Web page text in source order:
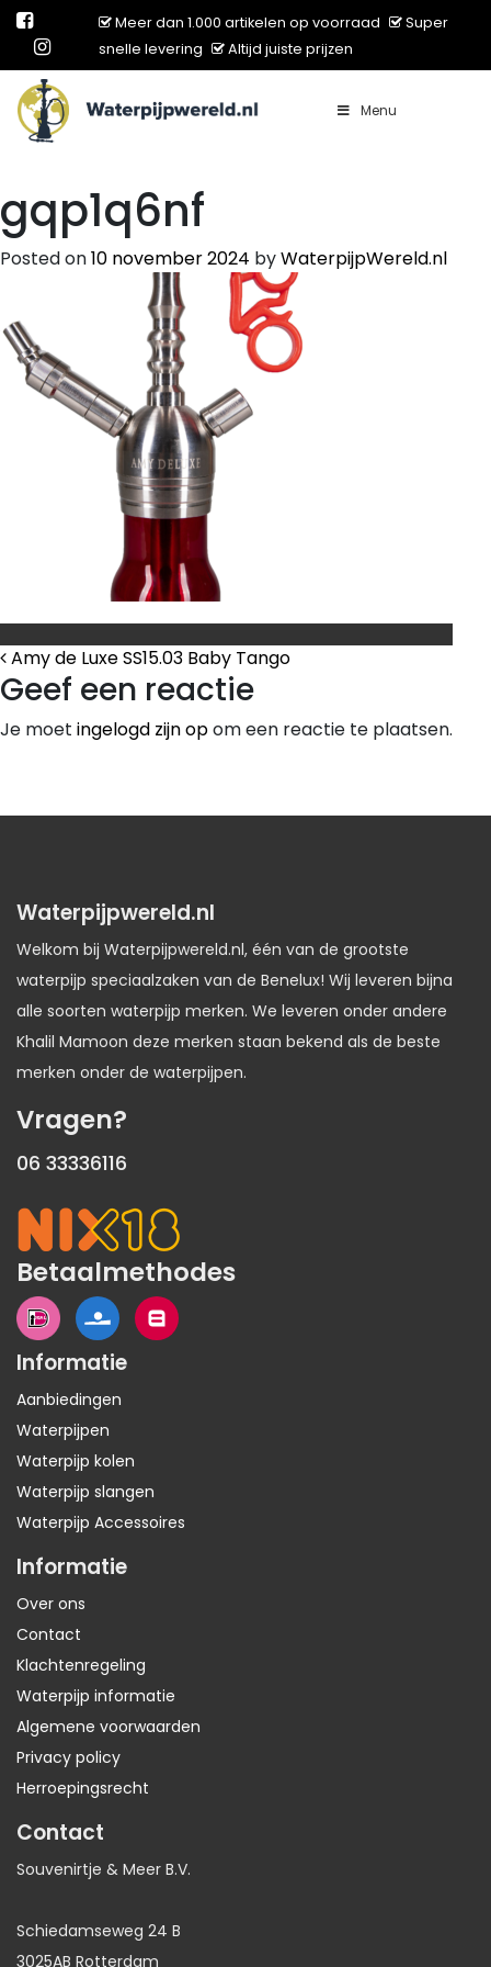
Meer dan 1.000 artikelen op voorraad
Super
snelle levering
Altijd juiste prijzen
Main Navigation Menu
gqp1q6nf
Posted on10 november 2024 byWaterpijpWereld.nl
Bericht Navigatie
Amy de Luxe SS15.03 Baby Tango
Geef een reactie
Je moet ingelogd zijn opom een reactie te plaatsen.
Waterpijpwereld.nl
Welkom bij Waterpijpwereld.nl, één van de grootste
waterpijp speciaalzaken van de Benelux! Wij leveren bijna
alle soorten waterpijp merken. We leveren onder andere
Khalil Mamoon deze merken staan bekend als de beste
merken onder de waterpijpen.
Vragen?
06 33336116
Betaalmethodes
Informatie
Aanbiedingen
Waterpijpen
Waterpijp kolen
Waterpijp slangen
Waterpijp Accessoires
Informatie
Over ons
Contact
Klachtenregeling
Waterpijp informatie
Algemene voorwaarden
Privacy policy
Herroepingsrecht
Contact
Souvenirtje & Meer B.V.
Schiedamseweg 24 B
3025AB Rotterdam